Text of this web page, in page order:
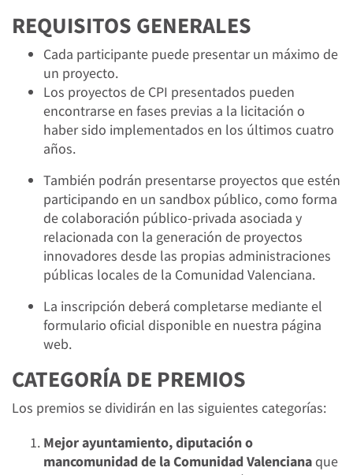
REQUISITOS GENERALES
Cada participante puede presentar un máximo de
un proyecto.
Los proyectos de CPI presentados pueden
encontrarse en fases previas a la licitación o
haber sido implementados en los últimos cuatro
años.
También podrán presentarse proyectos que estén
participando en un sandbox público, como forma
de colaboración público-privada asociada y
relacionada con la generación de proyectos
innovadores desde las propias administraciones
públicas locales de la Comunidad Valenciana.
La inscripción deberá completarse mediante el
formulario oficial disponible en nuestra página
web.
CATEGORÍA DE PREMIOS
Los premios se dividirán en las siguientes categorías:
Mejor ayuntamiento, diputación o
mancomunidad de la Comunidad Valencianaque